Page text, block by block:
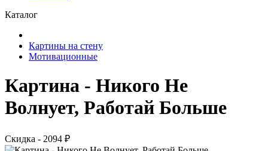
Каталог
Картины на стену
Мотивационные
Картина - Никого Не
Волнует, Работай Больше
Скидка - 2094 ₽